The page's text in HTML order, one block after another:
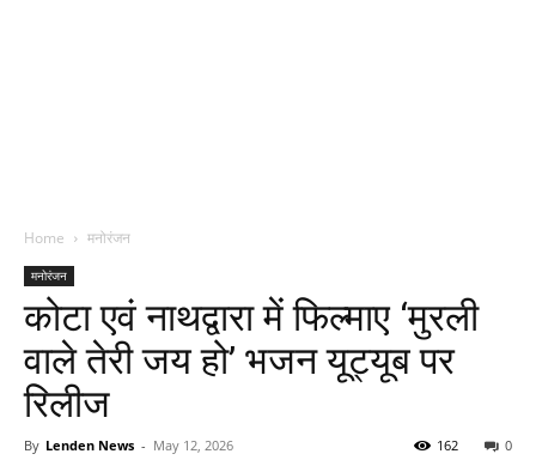
Home मनोरंजन
मनोरंजन
कोटा एवं नाथद्वारा में फिल्माए ‘मुरली
वाले तेरी जय हो’ भजन यूट्यूब पर
रिलीज
By Lenden News - May 12, 2026 0
162